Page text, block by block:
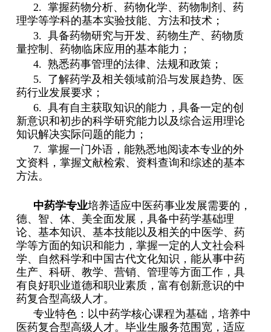
2.掌握药物分析、药物化学、药物制剂、药
理学等学科的基本实验技能、方法和技术；
3.具备药物研究与开发、药物生产、药物质
量控制、药物临床应用的基本能力；
4.熟悉药事管理的法律、法规和政策；
5. 了解药学及相关领域前沿与发展趋势、医
药行业发展要求；
6.具有自主获取知识的能力，具备一定的创
新意识和初步的科学研究能力以及综合运用理论
知识解决实际问题的能力；
7.掌握一门外语，能熟悉地阅读本专业的外
文资料，掌握文献检索、资料查询和综述的基本
方法。
中药学专业培养适应中医药事业发展需要的，
德、智、体、美全面发展，具备中药学基础理
论、基本知识、基本技能以及相关的中医学、药
学等方面的知识和能力，掌握一定的人文社会科
学、自然科学和中国古代文化知识，能从事中药
生产、科研、教学、营销、管理等方面工作，具
有良好职业道德和职业素质，富有创新意识的中
药复合型高级人才。
专业特色：以中药学核心课程为基础，培养中
医药复合型高级人才。毕业生服务范围宽，适应